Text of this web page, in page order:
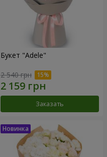
Букет "Adele"
2 540 грн
Заказать